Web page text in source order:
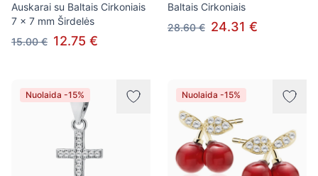
Auskarai su Baltais Cirkoniais
7 x 7 mm Širdelės
15.00 € 12.75 €
Baltais Cirkoniais
28.60 € 24.31 €
Nuolaida -15% Nuolaida -15%